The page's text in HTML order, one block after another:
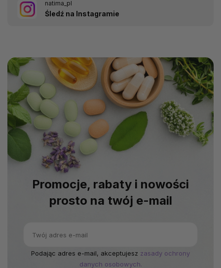
natima_pl
Śledź na Instagramie
Promocje, rabaty i nowości
prosto na twój e-mail
Podając adres e-mail, akceptujesz zasady ochrony
danych osobowych.